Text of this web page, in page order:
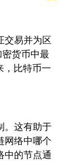
交易并为区
货币中最
，比特币一
。这有助于
网络中哪个
中的节点通